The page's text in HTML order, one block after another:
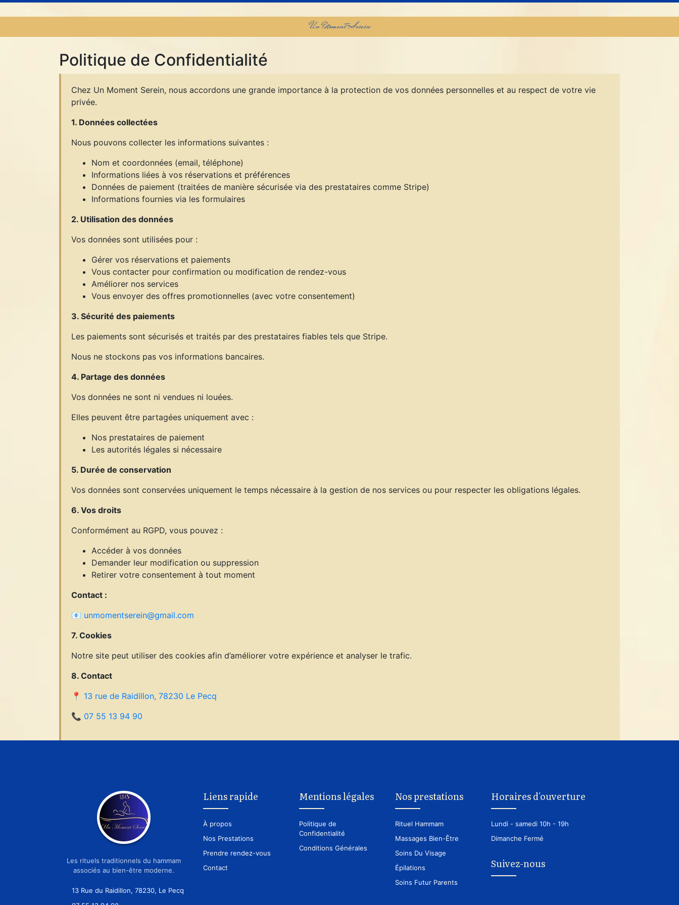
Un Moment Serein
Politique de Confidentialité
Chez Un Moment Serein, nous accordons une grande importance à la protection de vos données personnelles et au respect de votre vie
privée.
1. Données collectées
Nous pouvons collecter les informations suivantes :
Nom et coordonnées (email, téléphone)
Informations liées à vos réservations et préférences
Données de paiement (traitées de manière sécurisée via des prestataires comme Stripe)
Informations fournies via les formulaires
2. Utilisation des données
Vos données sont utilisées pour :
Gérer vos réservations et paiements
Vous contacter pour confirmation ou modification de rendez-vous
Améliorer nos services
Vous envoyer des offres promotionnelles (avec votre consentement)
3. Sécurité des paiements
Les paiements sont sécurisés et traités par des prestataires fiables tels que Stripe.
Nous ne stockons pas vos informations bancaires.
4. Partage des données
Vos données ne sont ni vendues ni louées.
Elles peuvent être partagées uniquement avec :
Nos prestataires de paiement
Les autorités légales si nécessaire
5. Durée de conservation
Vos données sont conservées uniquement le temps nécessaire à la gestion de nos services ou pour respecter les obligations légales.
6. Vos droits
Conformément au RGPD, vous pouvez :
Accéder à vos données
Demander leur modification ou suppression
Retirer votre consentement à tout moment
Contact :
📧 unmomentserein@gmail.com
7. Cookies
Notre site peut utiliser des cookies afin d’améliorer votre expérience et analyser le trafic.
8. Contact
📍 13 rue de Raidillon, 78230 Le Pecq
📞 07 55 13 94 90
Les rituels traditionnels du hammam
associés au bien-être moderne.
13 Rue du Raidillon, 78230, Le Pecq
Liens rapide
À propos
Nos Prestations
Prendre rendez-vous
Contact
Mentions légales
Politique de
Confidentialité
Conditions Générales
Nos prestations
Rituel Hammam
Massages Bien-Être
Soins Du Visage
Épilations
Soins Futur Parents
Horaires d'ouverture
Lundi - samedi 10h - 19h
Dimanche Fermé
Suivez-nous